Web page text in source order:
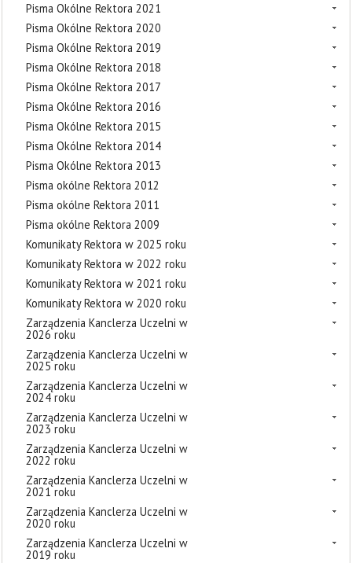
Pisma Okólne Rektora 2021
Pisma Okólne Rektora 2020
Pisma Okólne Rektora 2019
Pisma Okólne Rektora 2018
Pisma Okólne Rektora 2017
Pisma Okólne Rektora 2016
Pisma Okólne Rektora 2015
Pisma Okólne Rektora 2014
Pisma Okólne Rektora 2013
Pisma okólne Rektora 2012
Pisma okólne Rektora 2011
Pisma okólne Rektora 2009
Komunikaty Rektora w 2025 roku
Komunikaty Rektora w 2022 roku
Komunikaty Rektora w 2021 roku
Komunikaty Rektora w 2020 roku
Zarządzenia Kanclerza Uczelni w
2026 roku
Zarządzenia Kanclerza Uczelni w
2025 roku
Zarządzenia Kanclerza Uczelni w
2024 roku
Zarządzenia Kanclerza Uczelni w
2023 roku
Zarządzenia Kanclerza Uczelni w
2022 roku
Zarządzenia Kanclerza Uczelni w
2021 roku
Zarządzenia Kanclerza Uczelni w
2020 roku
Zarządzenia Kanclerza Uczelni w
2019 roku